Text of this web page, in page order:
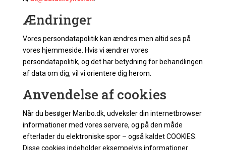
Ændringer
Vores persondatapolitik kan ændres men altid ses på
vores hjemmeside. Hvis vi ændrer vores
persondatapolitik, og det har betydning for behandlingen
af data om dig, vil vi orientere dig herom.
Anvendelse af cookies
Når du besøger Maribo.dk, udveksler din internetbrowser
informationer med vores servere, og på den måde
efterlader du elektroniske spor – også kaldet COOKIES.
Disse cookies indeholder eksempelvis informationer